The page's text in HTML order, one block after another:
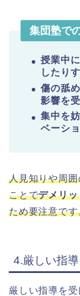
集団塾で
授業中
したり
傷の舐
影響を
集中を
ベーシ
人見知りや周
ことでデメリ
ため要注意です
4.厳しい指
厳しい指導を